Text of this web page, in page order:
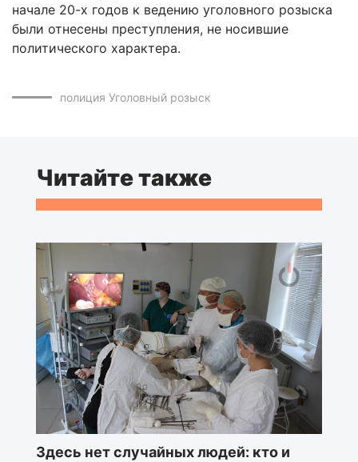
начале 20-х годов к ведению уголовного розыска
были отнесены преступления, не носившие
политического характера.
полиция Уголовный розыск
Читайте также
Здесь нет случайных людей: кто и